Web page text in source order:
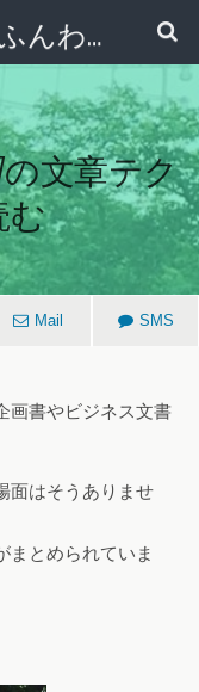
心と身体と文章と♪ふんわりシンプルライフ講座 【西宮・宝塚】
文章テク
む
Mail SMS
画書やビジネス文書
面はそうありませ
まとめられていま